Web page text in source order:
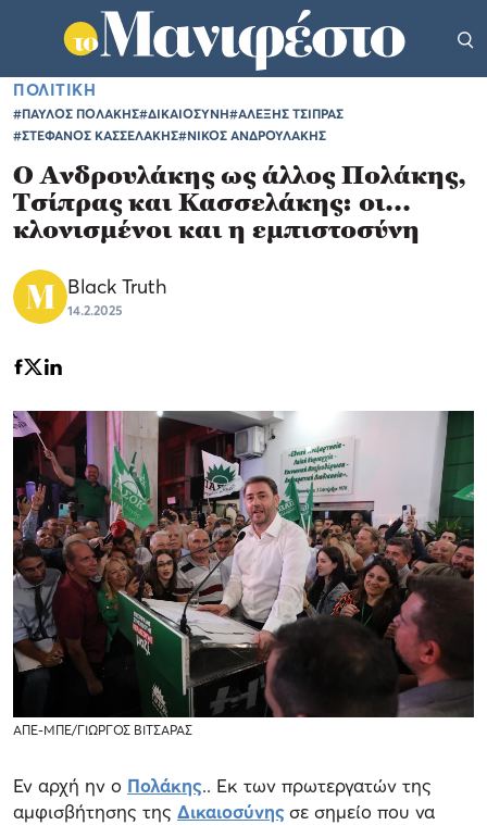
ΠΟΛΙΤΙΚΗ
#ΠΑΥΛΟΣ ΠΟΛΑΚΗΣ#ΔΙΚΑΙΟΣΥΝΗ#ΑΛΕΞΗΣ ΤΣΙΠΡΑΣ
#ΣΤΕΦΑΝΟΣ ΚΑΣΣΕΛΑΚΗΣ#ΝΙΚΟΣ ΑΝΔΡΟΥΛΑΚΗΣ
Ο Ανδρουλάκης ως άλλος Πολάκης,
Τσίπρας και Κασσελάκης: οι...
κλονισμένοι και η εμπιστοσύνη
Black Truth
14.2.2025
ΑΠΕ-ΜΠΕ/ΓΙΩΡΓΟΣ ΒΙΤΣΑΡΑΣ
Εν αρχή ην ο Πολάκης.. Εκ των πρωτεργατών της
αμφισβήτησης της Δικαιοσύνηςσε σημείο που να